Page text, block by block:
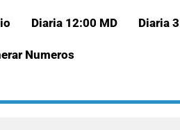
Diaria 12:00 MD Diaria
Numeros